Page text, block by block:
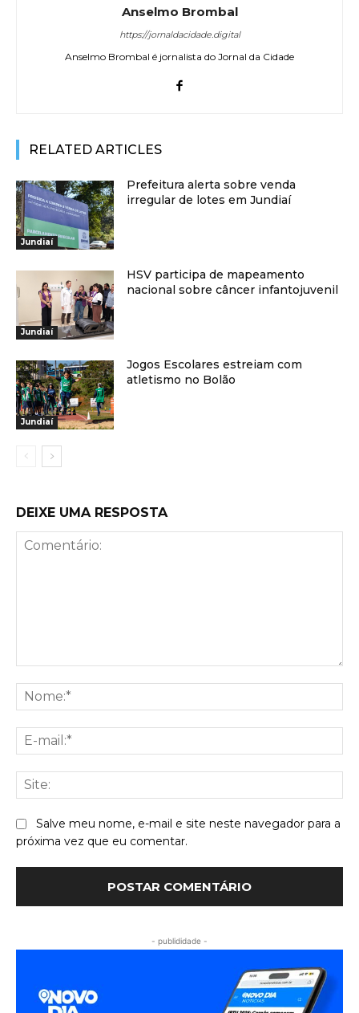
Anselmo Brombal
https://jornaldacidade.digital
Anselmo Brombal é jornalista do Jornal da Cidade
RELATED ARTICLES
Jundiaí
Prefeitura alerta sobre venda
irregular de lotes em Jundiaí
Jundiaí
HSV participa de mapeamento
nacional sobre câncer infantojuvenil
Jundiaí
Jogos Escolares estreiam com
atletismo no Bolão
DEIXE UMA RESPOSTA
Salve meu nome, e-mail e site neste navegador para a
próxima vez que eu comentar.
- publididade -